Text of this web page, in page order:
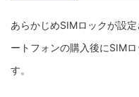
あらかじめSIMロックが設
ートフォンの購入後にSIM
す。